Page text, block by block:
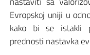
Evropskoj uniji u
kako bi se istakli
prednosti nastavka